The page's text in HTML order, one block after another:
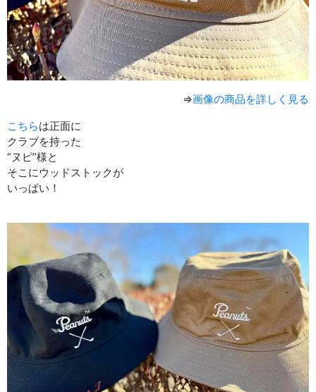
⇒画像の商品を詳しく見る
こちらは正面に
クラブを持った
“ヌピ”様と
そこにウッドストックが
いっぱい！